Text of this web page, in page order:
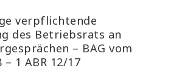
verpflichtende
des Betriebsrats an
– BAG vom
– 1 ABR 12/17